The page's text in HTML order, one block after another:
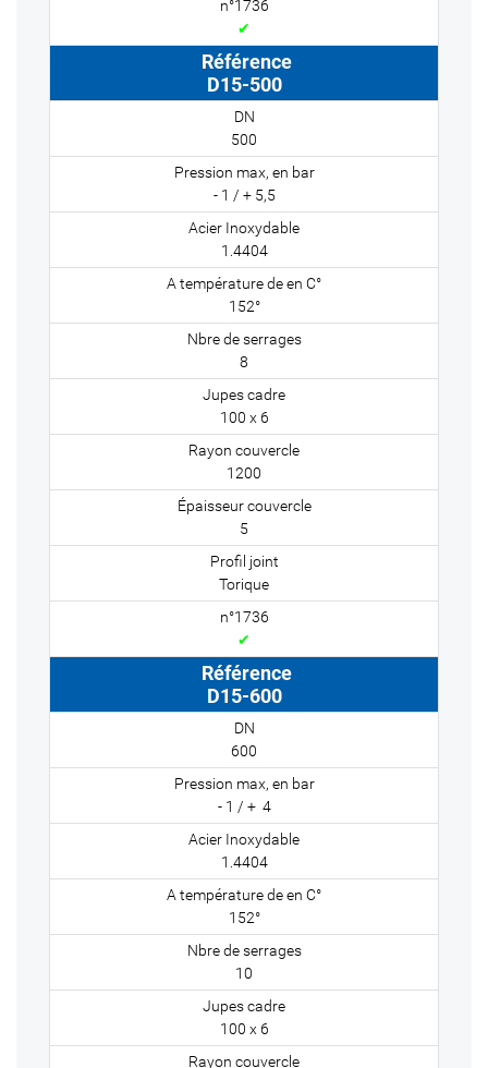
✔
D15-500
500
- 1 / + 5,5
1.4404
152°
8
100 x 6
1200
5
Torique
✔
D15-600
600
- 1 / + 4
1.4404
152°
10
100 x 6